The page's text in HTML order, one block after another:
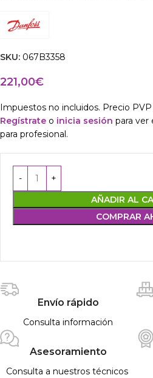
SKU: 067B3358
221,00€
Impuestos no incluidos. Precio
Regístrate o inicia sesión para ver
para profesional.
AÑADIR AL
COMPRAR
Envío rápido
Consulta información
Asesoramiento
Consulta a nuestros técnicos